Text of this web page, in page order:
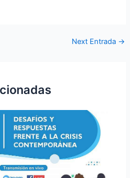
Next Entrada →